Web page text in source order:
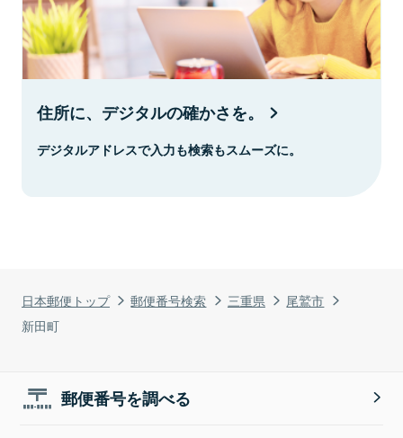
日本郵便トップ 郵便番号検索 三重県
尾鷲市
新田町
住所に、デジタルの確かさを。
デジタルアドレスで入力も検索もスムーズに。
郵便番号を調べる